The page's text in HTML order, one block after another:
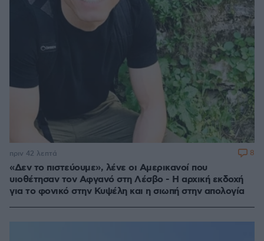
«Δεν το πιστεύουμε», λένε οι Αμερικανοί που
υιοθέτησαν τον Αφγανό στη Λέσβο - Η αρχική εκδοχή
για το φονικό στην Κυψέλη και η σιωπή στην απολογία
πριν 42 λεπτά 8